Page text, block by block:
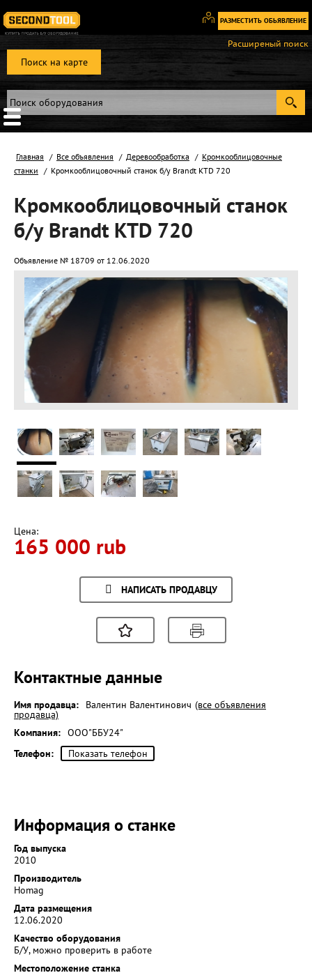
РАЗМЕСТИТЬ ОБЬЯВЛЕНИЕ
Вход
Регистрация
Поиск на карте
Расширеный поиск
Главная Все объявления Деревообработка
Кромкооблицовочные
станки
Кромкооблицовочный станок б/у Brandt KTD 720
Кромкооблицовочный станок
б/у Brandt KTD 720
Объявление № 18709 от 12.06.2020
Цена:
165 000 rub
НАПИСАТЬ ПРОДАВЦУ
Контактные данные
Имя продавца: Валентин Валентинович (все объявления
продавца)
Компания: ООО"ББУ24"
Телефон:
Показать телефон
Информация о станке
Год выпуска
2010
Производитель
Homag
Дата размещения
12.06.2020
Качество оборудования
Б/У, можно проверить в работе
Местоположение станка